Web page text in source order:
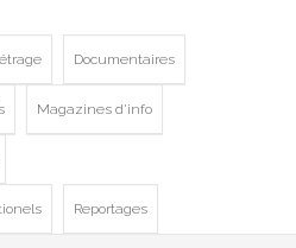
Documentaires
Magazines d'info
Reportages